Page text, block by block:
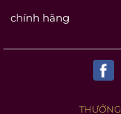
chính hãng